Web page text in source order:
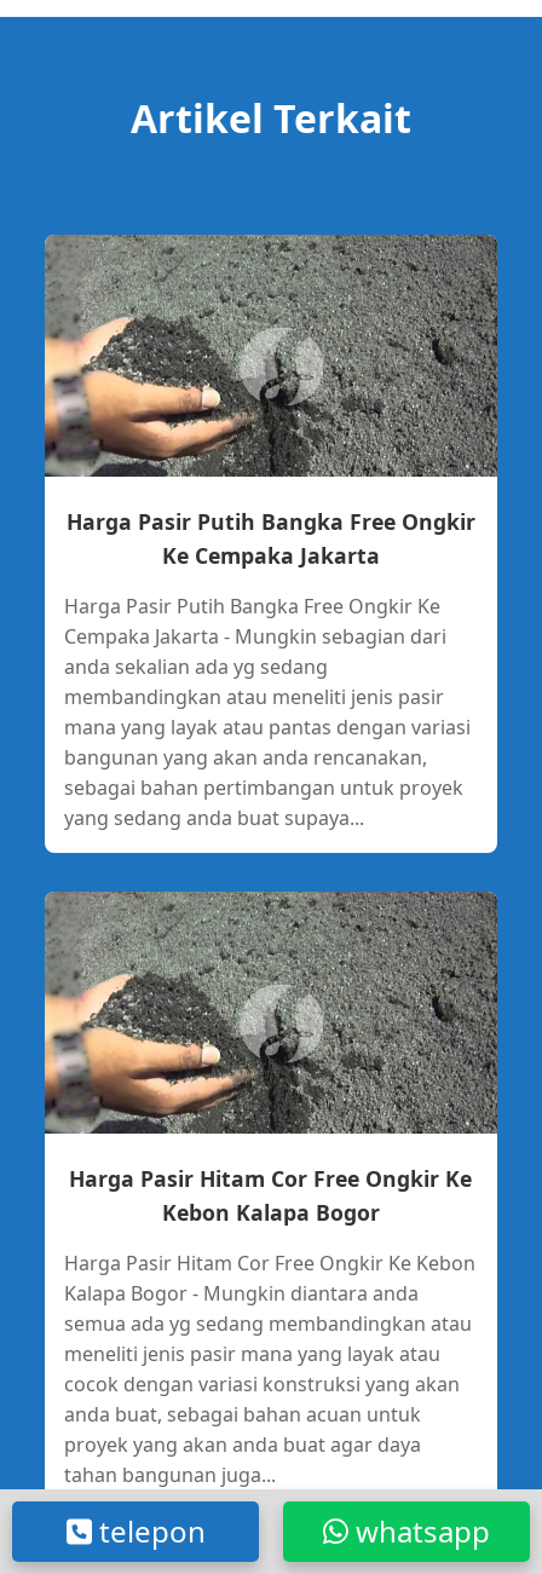
Artikel Terkait
Harga Pasir Putih Bangka Free Ongkir
Ke Cempaka Jakarta
Harga Pasir Putih Bangka Free Ongkir Ke
Cempaka Jakarta - Mungkin sebagian dari
anda sekalian ada yg sedang
membandingkan atau meneliti jenis pasir
mana yang layak atau pantas dengan variasi
bangunan yang akan anda rencanakan,
sebagai bahan pertimbangan untuk proyek
yang sedang anda buat supaya...
Harga Pasir Hitam Cor Free Ongkir Ke
Kebon Kalapa Bogor
Harga Pasir Hitam Cor Free Ongkir Ke Kebon
Kalapa Bogor - Mungkin diantara anda
semua ada yg sedang membandingkan atau
meneliti jenis pasir mana yang layak atau
cocok dengan variasi konstruksi yang akan
anda buat, sebagai bahan acuan untuk
proyek yang akan anda buat agar daya
tahan bangunan juga...
whatsapp
telepon